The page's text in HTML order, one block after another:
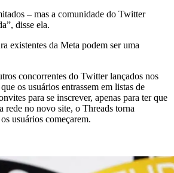
– mas a comunidade do Twitter
disse ela.
existentes da Meta podem ser uma
concorrentes do Twitter lançados nos
os usuários entrassem em listas de
para se inscrever, apenas para ter que
rede no novo site, o Threads torna
usuários começarem.